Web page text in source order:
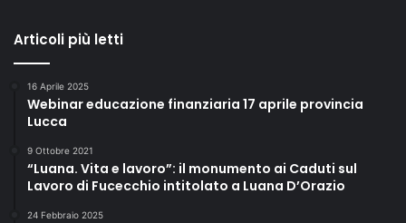
Articoli più letti
16 Aprile 2025
Webinar educazione finanziaria 17 aprile provincia
Lucca
9 Ottobre 2021
“Luana. Vita e lavoro”: il monumento ai Caduti sul
Lavoro di Fucecchio intitolato a Luana D’Orazio
24 Febbraio 2025